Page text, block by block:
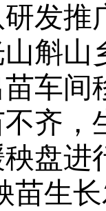
发推
斛山
车间
齐，
盘进
苗生